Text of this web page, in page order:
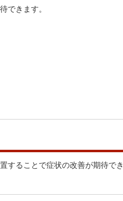
できます。
することで症状の改善が期待でき